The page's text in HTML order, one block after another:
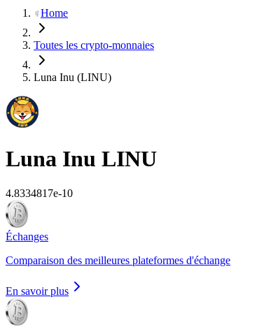
Home
Toutes les crypto-monnaies
Luna Inu (LINU)
Luna Inu LINU
4.8334817e-10
Échanges
Comparaison des meilleures plateformes d'échange
En savoir plus